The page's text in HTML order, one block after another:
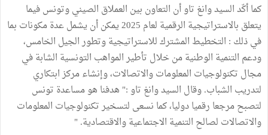
كما أكّد السيد وانغ تاو أن التعاون بين العملاق الصيني وتونس فيما
يتعلق بالاستراتيجية الرقمية لعام 2025 يمكن أن يشمل عدة مكونات بما
في ذلك : التخطيط المشترك للاستراتيجية وتطور الجيل الخامس،
ودعم التنمية الوطنية من خلال تأطير المواهب التونسية الشابة في
مجال تكنولوجيات المعلومات والاتصالات، وإنشاء مركز ابتكاري
لتدريب الشباب. وقال السيد وانغ تاو :" هدفنا هو مساعدة تونس
لتصبح مرجعا رقميا دوليا، كما نسعى لتسخير تكنولوجيات المعلومات
والاتصالات لصالح التنمية الاجتماعية والاقتصادية. "